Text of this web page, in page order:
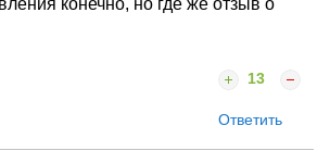
конечно, но где же отзыв о
13
Ответить